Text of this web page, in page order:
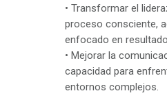
• Transformar el
proceso consciente,
enfocado en
• Mejorar la
capacidad para
entornos complejos.